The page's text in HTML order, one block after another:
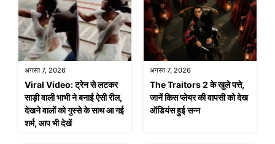
अगस्त 7, 2026
Viral Video: ट्रेन से लटकर
साड़ी वाली भाभी ने बनाई ऐसी रील,
देखने वालों को गुस्से के साथ आ गई
शर्म, आप भी देखें
अगस्त 7, 2026
The Traitors 2 के खुले पत्ते,
जानें किस प्लेयर की वापसी को देख
ऑडियंस हुई सन्न